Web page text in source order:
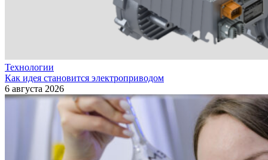
Технологии
Как идея становится электроприводом
6 августа 2026